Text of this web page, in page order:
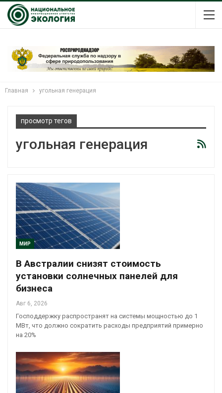
Главная угольная генерация
просмотр тегов
угольная генерация
МИР
В Австралии снизят стоимость
установки солнечных панелей для
бизнеса
Авг 6, 2026
Господдержку распространят на системы мощностью до 1
МВт, что должно сократить расходы предприятий примерно
на 20%